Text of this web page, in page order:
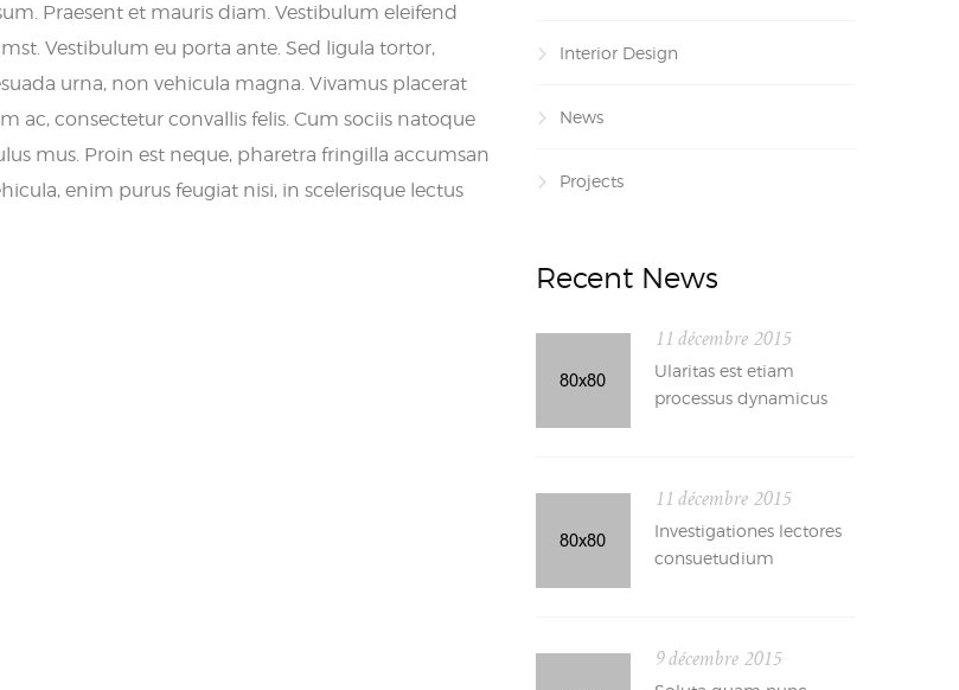
Praesent et mauris diam. Vestibulum eleifend
Vestibulum eu porta ante. Sed ligula tortor,
urna, non vehicula magna. Vivamus placerat
consectetur convallis felis. Cum sociis natoque
mus. Proin est neque, pharetra fringilla accumsan
enim purus feugiat nisi, in scelerisque lectus
Interior Design
News
Projects
Recent News
11 décembre 2015
Ularitas est etiam
processus dynamicus
11 décembre 2015
Investigationes lectores
consuetudium
9 décembre 2015